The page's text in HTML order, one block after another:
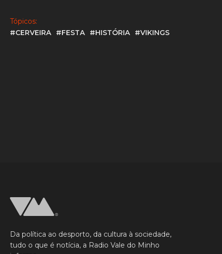
Tópicos:
#CERVEIRA
#FESTA #HISTÓRIA #VIKINGS
Da política ao desporto, da cultura à sociedade,
tudo o que é notícia, a Radio Vale do Minho